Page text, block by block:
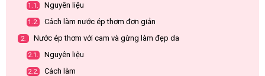
1.1. Nguyên liệu
1.2. Cách làm nước ép thơm đơn giản
2. Nước ép thơm với cam và gừng làm đẹp da
2.1. Nguyên liệu
2.2. Cách làm